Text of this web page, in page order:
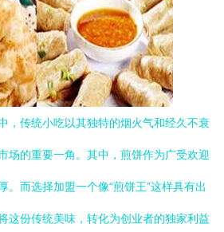
，传统小吃以其独特的烟火气和经久不衰
场的重要一角。其中，煎饼作为广受欢迎
。而选择加盟一个像“煎饼王”这样具有出
这份传统美味，转化为创业者的独家利益